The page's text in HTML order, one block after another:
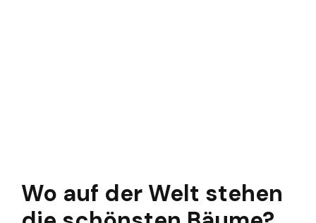
Wo auf der Welt stehen